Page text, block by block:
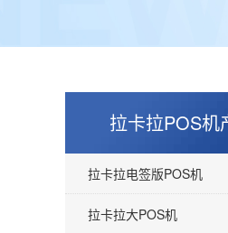
拉卡拉POS机
拉卡拉电签版POS机
拉卡拉大POS机